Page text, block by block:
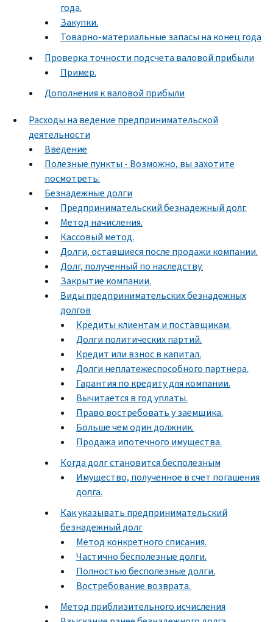
года.
Закупки.
Товарно-материальные запасы на конец года
Проверка точности подсчета валовой прибыли
Пример.
Дополнения к валовой прибыли
Расходы на ведение предпринимательской
деятельности
Введение
Полезные пункты - Возможно, вы захотите
посмотреть:
Безнадежные долги
Предпринимательский безнадежный долг.
Метод начисления.
Кассовый метод.
Долги, оставшиеся после продажи компании.
Долг, полученный по наследству.
Закрытие компании.
Виды предпринимательских безнадежных
долгов
Кредиты клиентам и поставщикам.
Долги политических партий.
Кредит или взнос в капитал.
Долги неплатежеспособного партнера.
Гарантия по кредиту для компании.
Вычитается в год уплаты.
Право востребовать у заемщика.
Больше чем один должник.
Продажа ипотечного имущества.
Когда долг становится бесполезным
Имущество, полученное в счет погашения
долга.
Как указывать предпринимательский
безнадежный долг
Метод конкретного списания.
Частично бесполезные долги.
Полностью бесполезные долги.
Востребование возврата.
Метод приблизительного исчисления